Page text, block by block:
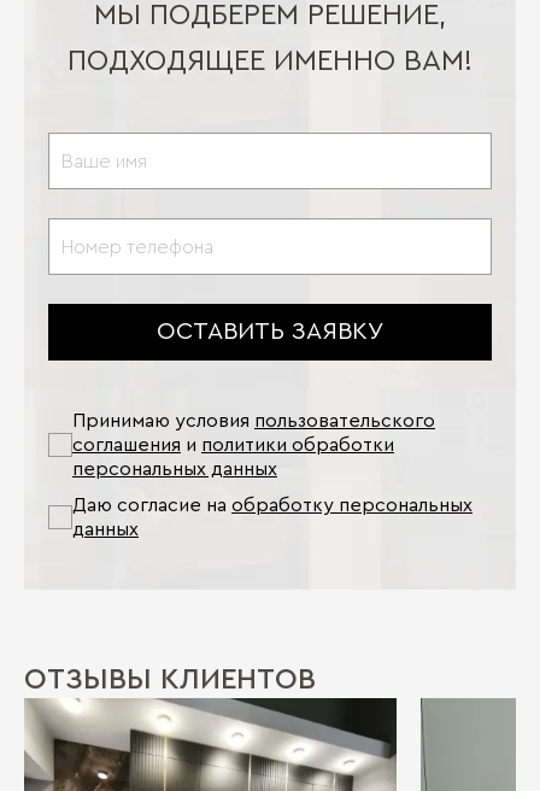
МЫ ПОДБЕРЕМ РЕШЕНИЕ,
ПОДХОДЯЩЕЕ ИМЕННО ВАМ!
ОСТАВИТЬ ЗАЯВКУ
Принимаю условия пользовательского
соглашения и политики обработки
персональных данных
Даю согласие на обработку персональных
данных
ОТЗЫВЫ КЛИЕНТОВ